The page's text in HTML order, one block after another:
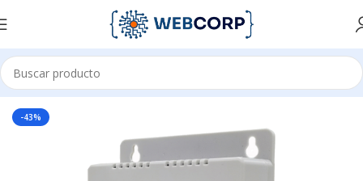
Inicio ENERGÍA FUENTE DE PODER
-43%